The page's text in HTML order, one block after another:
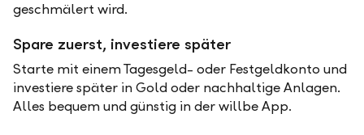
geschmälert wird.
Spare zuerst, investiere später
Starte mit einem Tagesgeld- oder Festgeldkonto und
investiere später in Gold oder nachhaltige Anlagen.
Alles bequem und günstig in der willbe App.